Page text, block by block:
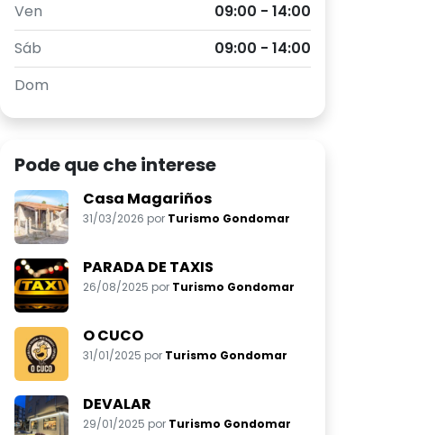
Ven
09:00 - 14:00
Sáb
09:00 - 14:00
Dom
Pode que che interese
Casa Magariños
31/03/2026 por Turismo Gondomar
PARADA DE TAXIS
26/08/2025 por Turismo Gondomar
O CUCO
31/01/2025 por Turismo Gondomar
DEVALAR
29/01/2025 por Turismo Gondomar